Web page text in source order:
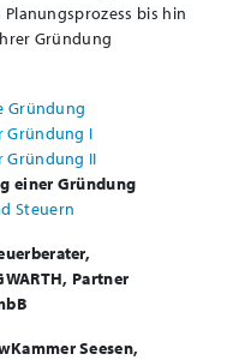
bis hin
Gründung
Gründung
Gründung I
Gründung II
einer Gründung
Steuern
Partner
Seesen,